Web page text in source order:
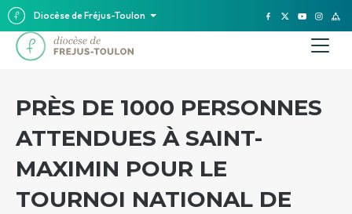
Diocèse de Fréjus-Toulon
PRÈS DE 1000 PERSONNES
ATTENDUES À SAINT-
MAXIMIN POUR LE
TOURNOI NATIONAL DE